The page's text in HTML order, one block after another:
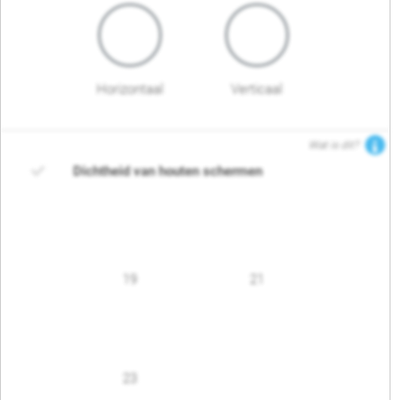
Horizontaal Verticaal
Wat is dit?
Dichtheid van houten schermen
19